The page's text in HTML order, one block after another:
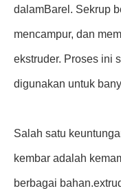
dalamBarel . Sekrup
mencampur, dan
ekstruder. Proses ini
digunakan untuk
Salah satu
kembar adalah
berbagai